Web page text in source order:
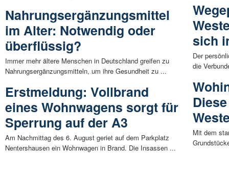
Nahrungsergänzungsmittel
im Alter: Notwendig oder
überflüssig?
Immer mehr ältere Menschen in Deutschland greifen zu
Nahrungsergänzungsmitteln, um ihre Gesundheit zu ...
Erstmeldung: Vollbrand
eines Wohnwagens sorgt für
Sperrung auf der A3
Am Nachmittag des 6. August geriet auf dem Parkplatz
Nentershausen ein Wohnwagen in Brand. Die Insassen ...
sich
Der
die
Mit dem